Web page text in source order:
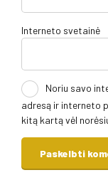
Interneto svetainė
Noriu savo
adresą ir interneto
kitą kartą vėl
Paskelbti